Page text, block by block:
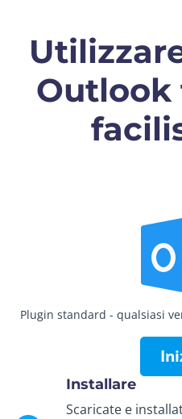
Outlook
Plugin standard - qualsiasi
Installare
Scaricate e